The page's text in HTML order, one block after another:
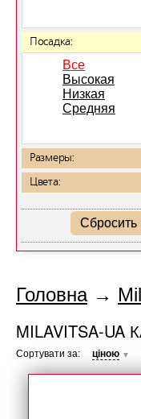
Посадка:
Все
Высокая
Низкая
Средняя
Размеры:
Цвета:
Сбросить
Головна→
MILAVITSA-UA
Сортувати за: ціною ▼